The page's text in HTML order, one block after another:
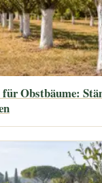
Obstbäume: